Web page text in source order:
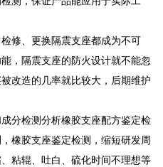
修、更换隔震支座都成为不可
，隔震支座的防火设计就不能忽
改造的几率就比较大，后期维护
分检测分析橡胶支座配方鉴定检
橡胶支座鉴定检测，缩短研发周
粘辊、吐白、硫化时间不理想等